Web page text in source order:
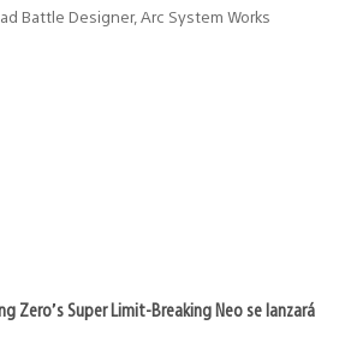
Battle Designer, Arc System Works
Zero’s Super Limit-Breaking Neo se lanzará